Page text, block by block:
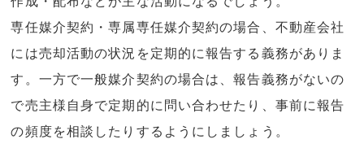
専任媒介契約・専属専任媒介契約の場合、不動産会社
には売却活動の状況を定期的に報告する義務がありま
す。一方で一般媒介契約の場合は、報告義務がないの
で売主様自身で定期的に問い合わせたり、事前に報告
の頻度を相談したりするようにしましょう。